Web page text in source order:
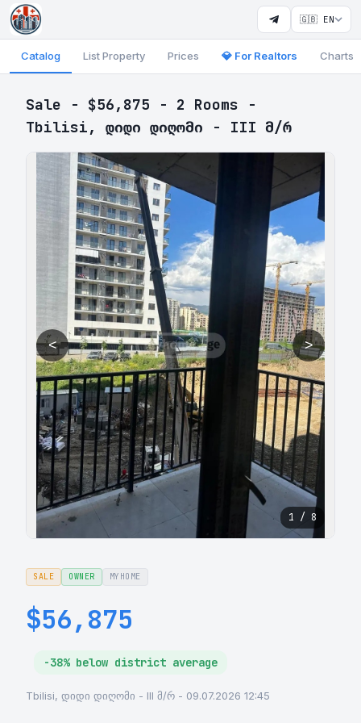
🇬🇧 EN
Catalog List Property Prices 💎 For Realtors Charts
Sale - $56,875 - 2 Rooms -
Tbilisi, დიდი დიღომი - III მ/რ
< >
1 / 8
SALE OWNER MYHOME
$56,875
-38% below district average
Tbilisi, დიდი დიღომი - III მ/რ - 09.07.2026 12:45